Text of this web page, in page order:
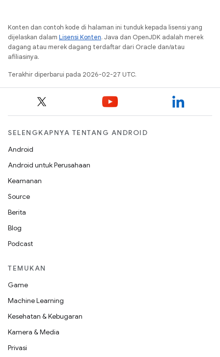
Konten dan contoh kode di halaman ini tunduk kepada lisensi yang
dijelaskan dalam Lisensi Konten. Java dan OpenJDK adalah merek
dagang atau merek dagang terdaftar dari Oracle dan/atau
afiliasinya.
Terakhir diperbarui pada 2026-02-27 UTC.
SELENGKAPNYA TENTANG ANDROID
Android
Android untuk Perusahaan
Keamanan
Source
Berita
Blog
Podcast
TEMUKAN
Game
Machine Learning
Kesehatan & Kebugaran
Kamera & Media
Privasi